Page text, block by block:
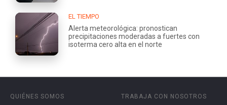
EL TIEMPO
Alerta meteorológica: pronostican
precipitaciones moderadas a fuertes con
isoterma cero alta en el norte
QUIÉNES SOMOS
TRABAJA CON NOSOTROS